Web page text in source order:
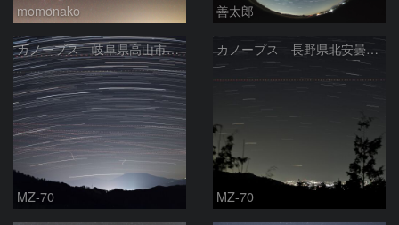
momonako 善太郎
カノープス 岐阜県高山市 2026年2月21日
MZ-70
カノープス 長野県北安曇郡 2026年2月13日
MZ-70